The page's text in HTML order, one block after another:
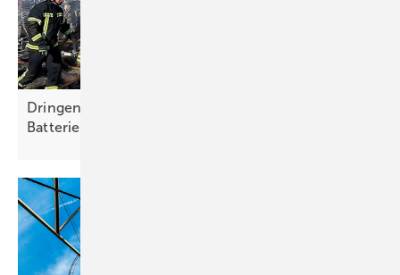
Dringend Geldspenden für Solartechnik und
Batterien